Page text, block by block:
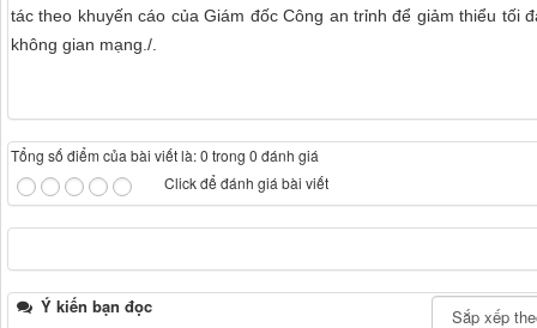
tác theo khuyến cáo của Giám đốc Công an trỉnh để giảm thiểu tối
không gian mạng./.
Tổng số điểm của bài viết là: 0 trong 0 đánh giá
Click để đánh giá bài viết
Ý kiến bạn đọc